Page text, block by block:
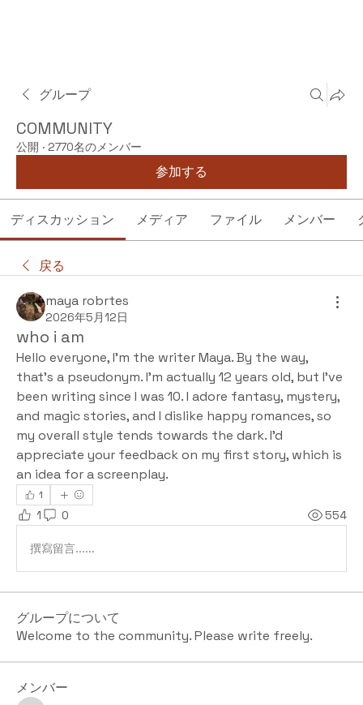
グループ
COMMUNITY
公開 · 2770名のメンバー
参加する
ディスカッション メディア ファイル メンバー
戻る
maya robrtes
2026年5月12日
who i am
Hello everyone, I'm the writer Maya. By the way,
that's a pseudonym. I'm actually 12 years old, but I've
been writing since I was 10. I adore fantasy, mystery,
and magic stories, and I dislike happy romances, so
my overall style tends towards the dark. I'd
appreciate your feedback on my first story, which is
an idea for a screenplay.
1
1 0 554
撰寫留言......
グループについて
Welcome to the community. Please write freely.
メンバー